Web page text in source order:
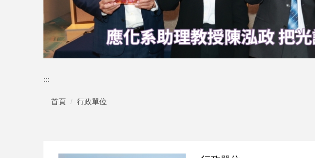
:::
首頁 行政單位